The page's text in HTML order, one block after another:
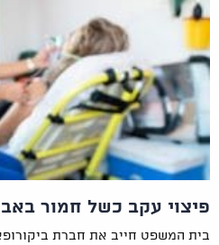
פיצוי עקב כשל חמור
בית המשפט חייב את חברת